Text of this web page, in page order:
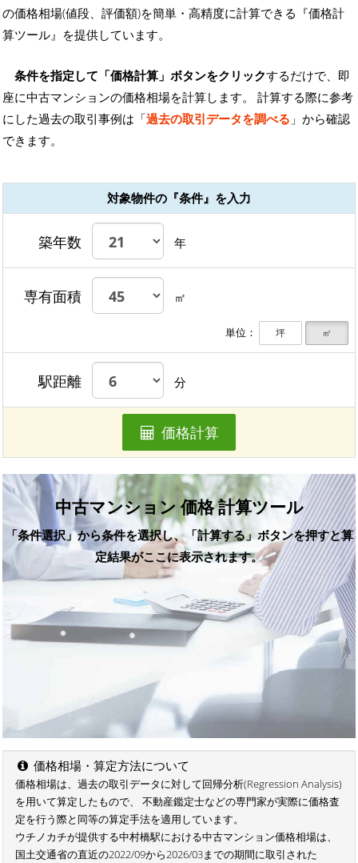
の価格相場(値段、評価額)を簡単・高精度に計算できる『価格計
算ツール』を提供しています。
条件を指定して「価格計算」ボタンをクリックするだけで、即
座に中古マンションの価格相場を計算します。 計算する際に参考
にした過去の取引事例は「過去の取引データを調べる 」から確認
できます。
対象物件の『条件』を入力
築年数 年
専有面積 ㎡
単位： 坪 ㎡
駅距離 分
価格計算
中古マンション 価格 計算ツール
「条件選択」から条件を選択し、「計算する」ボタンを押すと算
定結果がここに表示されます。
価格相場・算定方法について
価格相場は、過去の取引データに対して回帰分析(Regression Analysis)
を用いて算定したもので、 不動産鑑定士などの専門家が実際に価格査
定を行う際と同等の算定手法を適用しています。
ウチノカチが提供する中村橋駅における中古マンション価格相場は、
国土交通省の直近の2022/09から2026/03までの期間に取引された